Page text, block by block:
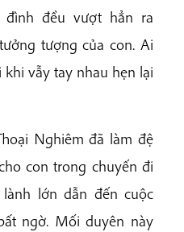
đình đều vượt hẳn ra
tượng của con. Ai
vẫy tay nhau hẹn lại
Nghiêm đã làm đệ
con trong chuyến đi
lớn dẫn đến cuộc
ngờ. Mối duyên này